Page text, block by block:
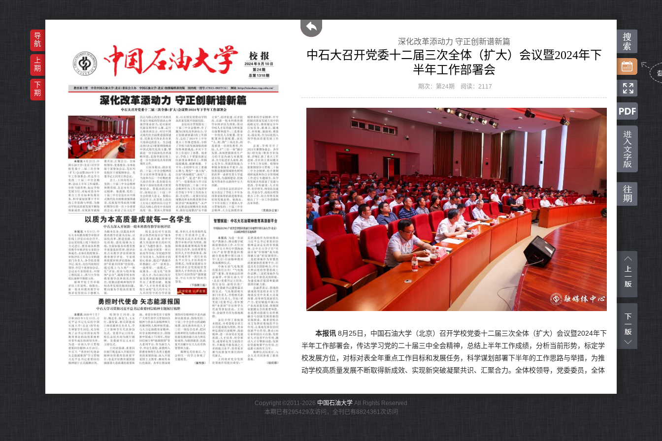
深化改革添动力 守正创新谱新篇
中石大召开党委十二届三次全体（扩大）会议暨2024年下
半年工作部署会
期次：第24期 阅读：2117
本报讯 8月25日，中国石油大学（北京）召开学校党委十二届三次全体（扩大）会议暨2024年下
半年工作部署会，传达学习党的二十届三中全会精神，总结上半年工作成绩，分析当前形势，标定学
校发展方位，对标对表全年重点工作目标和发展任务，科学谋划部署下半年的工作思路与举措，为推
动学校高质量发展不断取得新成效、实现新突破凝聚共识、汇聚合力。全体校领导，党委委员，全体
会上，王同奇传达了党的二十届三中全会精神和教育部、北京市有关会议精神。他强调，党的二
十届三中全会是在以中国式现代化全面推进强国建设、民族复兴伟业的关键时期举行的一次十分重要
导
航
上
期
下
期
Copyright ©2011-2026 中国石油大学 All Rights Reserved
本期已有295429次访问，全刊已有8824361次访问